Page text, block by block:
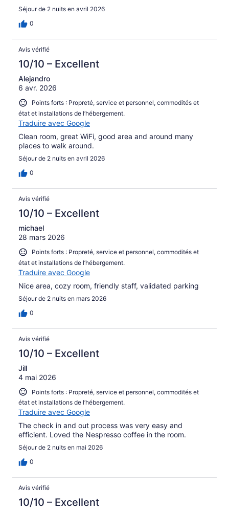
Séjour de 2 nuits en avril 2026
0
Avis vérifié
10/10 – Excellent
Alejandro
6 avr. 2026
Points forts : Propreté, service et personnel, commodités et
état et installations de l’hébergement.
Traduire avec Google
Clean room, great WiFi, good area and around many
places to walk around.
Séjour de 2 nuits en avril 2026
0
Avis vérifié
10/10 – Excellent
michael
28 mars 2026
Points forts : Propreté, service et personnel, commodités et
état et installations de l’hébergement.
Traduire avec Google
Nice area, cozy room, friendly staff, validated parking
Séjour de 2 nuits en mars 2026
0
Avis vérifié
10/10 – Excellent
Jill
4 mai 2026
Points forts : Propreté, service et personnel, commodités et
état et installations de l’hébergement.
Traduire avec Google
The check in and out process was very easy and
efficient. Loved the Nespresso coffee in the room.
Séjour de 2 nuits en mai 2026
0
Avis vérifié
10/10 – Excellent